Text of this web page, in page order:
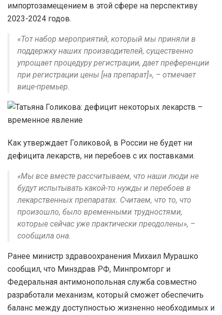
импортозамещением в этой сфере на перспективу
2023-2024 годов.
«Тот набор мероприятий, который мы приняли в
поддержку наших производителей, существенно
упрощает процедуру регистрации, дает преференции
при регистрации цены [на препарат]», – отмечает
вице-премьер.
Как утверждает Голиковой, в России не будет ни
дефицита лекарств, ни перебоев с их поставками.
«Мы все вместе рассчитываем, что наши люди не
будут испытывать какой-то нужды и перебоев в
лекарственных препаратах. Считаем, что то, что
произошло, было временными трудностями,
которые сейчас уже практически преодолены», –
сообщила она.
Ранее министр здравоохранения Михаил Мурашко
сообщил, что Минздрав РФ, Минпромторг и
Федеральная антимонопольная служба совместно
разработали механизм, который сможет обеспечить
баланс между доступностью жизненно необходимых и